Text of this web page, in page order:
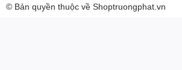
© Bản quyền thuộc về Shoptruongphat.vn